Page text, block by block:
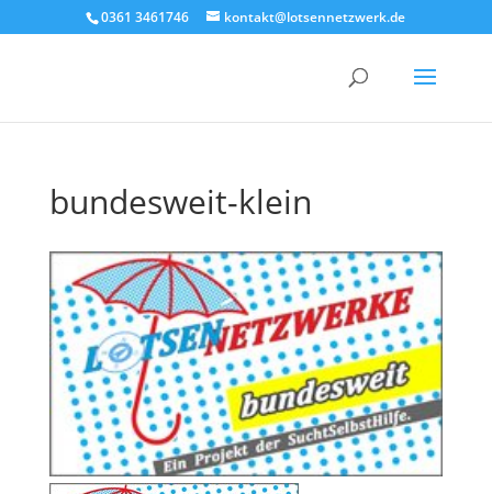
0361 3461746 kontakt@lotsennetzwerk.de
bundesweit-klein